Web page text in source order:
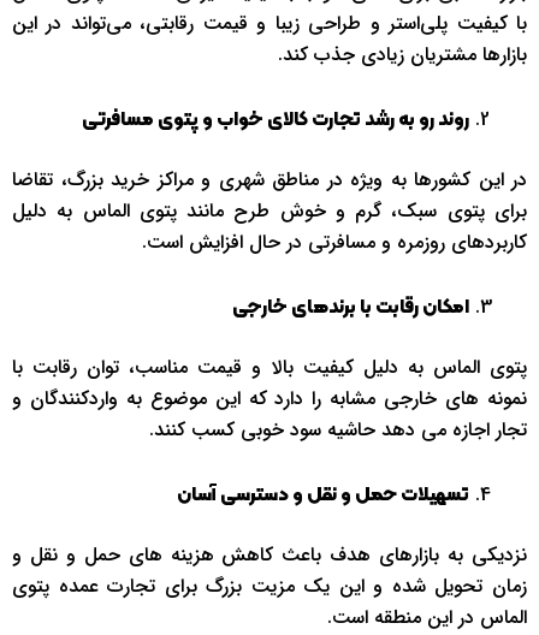
با کیفیت پلی‌استر و طراحی زیبا و قیمت رقابتی، می‌تواند در این
بازارها مشتریان زیادی جذب کند.
روند رو به رشد تجارت کالای خواب و پتوی مسافرتی
در این کشورها به ویژه در مناطق شهری و مراکز خرید بزرگ، تقاضا
برای پتوی سبک، گرم و خوش ‌طرح مانند پتوی الماس به دلیل
کاربردهای روزمره و مسافرتی در حال افزایش است.
امکان رقابت با برندهای خارجی
پتوی الماس به دلیل کیفیت بالا و قیمت مناسب، توان رقابت با
نمونه‌ های خارجی مشابه را دارد که این موضوع به واردکنندگان و
تجار اجازه می ‌دهد حاشیه سود خوبی کسب کنند.
تسهیلات حمل و نقل و دسترسی آسان
نزدیکی به بازارهای هدف باعث کاهش هزینه ‌های حمل و نقل و
زمان تحویل شده و این یک مزیت بزرگ برای تجارت عمده پتوی
الماس در این منطقه است.